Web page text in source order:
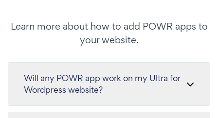
Learn more about how to add POWR apps to
your website.
Will any POWR app work on my Ultra for
Wordpress website?